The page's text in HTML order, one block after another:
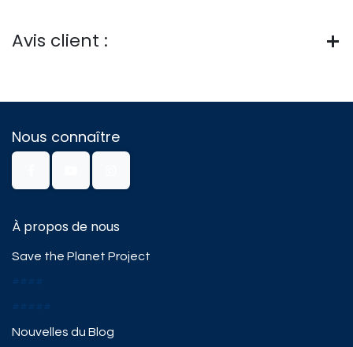
Avis client :
Nous connaître
À propos de nous
Save the Planet Project
####
#####
Nouvelles du Blog